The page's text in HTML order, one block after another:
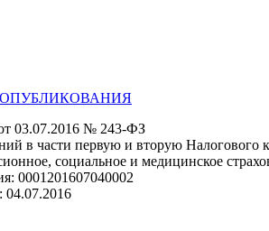
03.07.2016 № 243-ФЗ
в части первую и вторую Налогового
социальное и медицинское
0001201607040002
04.07.2016